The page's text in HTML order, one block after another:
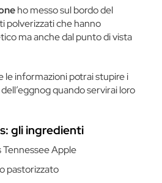
ho messo sul bordo del
polverizzati che hanno
ma anche dal punto di vista
le informazioni potrai stupire i
quando servirai loro
gli ingredienti
Tennessee Apple
pastorizzato